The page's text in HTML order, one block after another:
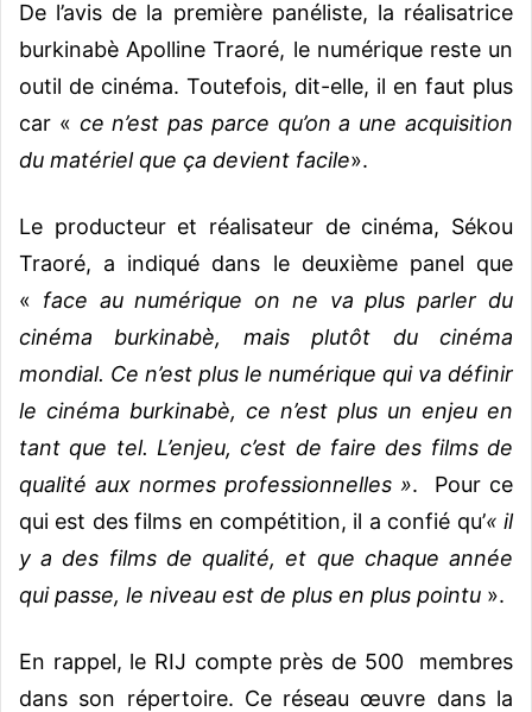
De l’avis de la première panéliste, la réalisatrice
burkinabè Apolline Traoré, le numérique reste un
outil de cinéma. Toutefois, dit-elle, il en faut plus
car « ce n’est pas parce qu’on a une acquisition
du matériel que ça devient facile».
Le producteur et réalisateur de cinéma, Sékou
Traoré, a indiqué dans le deuxième panel que
« face au numérique on ne va plus parler du
cinéma burkinabè, mais plutôt du cinéma
mondial. Ce n’est plus le numérique qui va définir
le cinéma burkinabè, ce n’est plus un enjeu en
tant que tel. L’enjeu, c’est de faire des films de
qualité aux normes professionnelles ». Pour ce
qui est des films en compétition, il a confié qu’« il
y a des films de qualité, et que chaque année
qui passe, le niveau est de plus en plus pointu ».
En rappel, le RIJ compte près de 500 membres
dans son répertoire. Ce réseau œuvre dans la